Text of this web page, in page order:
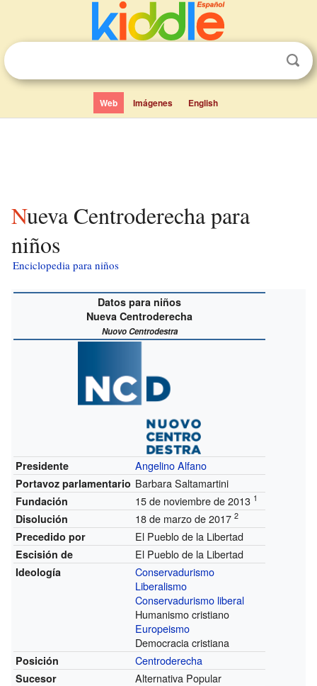
Web Imágenes English
Nueva Centroderecha para
niños
Enciclopedia para niños
Datos para niños
Nueva Centroderecha
Nuovo Centrodestra
Presidente Angelino Alfano
Portavoz parlamentario Barbara Saltamartini
Fundación 15 de noviembre de 2013 1
Disolución 18 de marzo de 20172
Precedido por El Pueblo de la Libertad
Escisión de El Pueblo de la Libertad
Ideología
Conservadurismo
Liberalismo
Conservadurismo liberal
Humanismo cristiano
Europeismo
Democracia cristiana
Posición Centroderecha
Sucesor Alternativa Popular